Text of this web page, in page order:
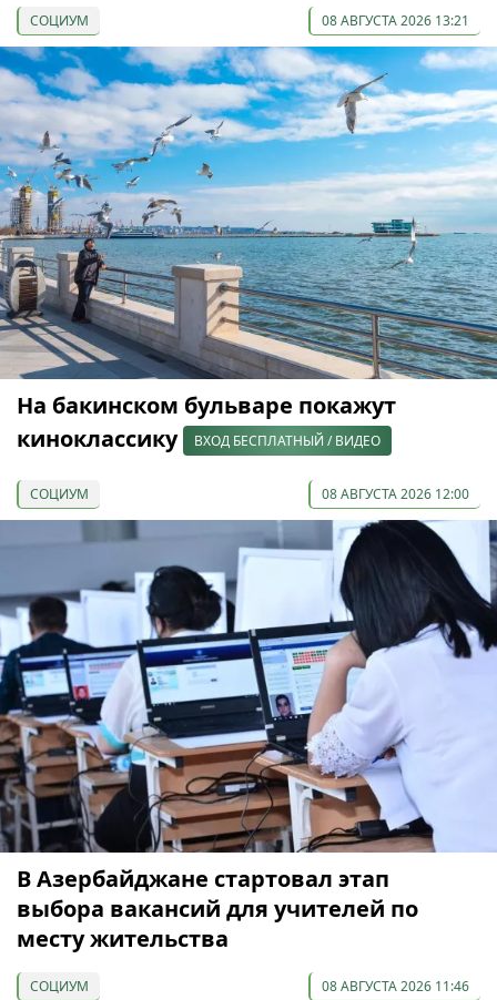
СОЦИУМ 08 АВГУСТА 2026 13:21
На бакинском бульваре покажут
киноклассику
ВХОД БЕСПЛАТНЫЙ / ВИДЕО
СОЦИУМ 08 АВГУСТА 2026 12:00
В Азербайджане стартовал этап
выбора вакансий для учителей по
месту жительства
СОЦИУМ 08 АВГУСТА 2026 11:46